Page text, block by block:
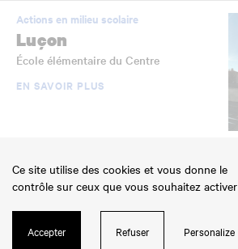
Actions en milieu scolaire
Luçon
École élémentaire du Centre
EN SAVOIR PLUS
Établissements scolaires jumelés
La Roche-sur-Yon
EN SAVOIR PLUS
Ce site utilise des cookies et vous donne le
contrôle sur ceux que vous souhaitez activer
Accepter Refuser Personalize